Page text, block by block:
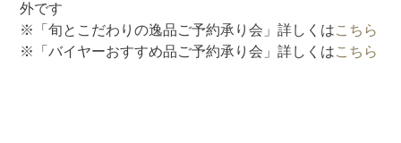
外です
※「旬とこだわりの逸品ご予約承り会」詳しくはこちら
※「バイヤーおすすめ品ご予約承り会」詳しくはこちら